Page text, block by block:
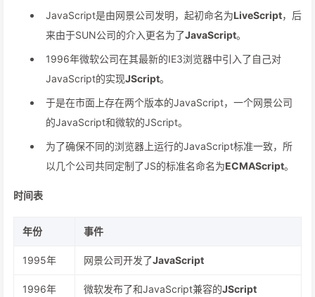
JavaScript是由网景公司发明，起初命名为LiveScript，后
来由于SUN公司的介入更名为了JavaScript。
1996年微软公司在其最新的IE3浏览器中引入了自己对
JavaScript的实现JScript。
于是在市面上存在两个版本的JavaScript，一个网景公司
的JavaScript和微软的JScript。
为了确保不同的浏览器上运行的JavaScript标准一致，所
以几个公司共同定制了JS的标准名命名为ECMAScript。
时间表
年份 事件
1995年 网景公司开发了JavaScript
1996年 微软发布了和JavaScript兼容的JScript